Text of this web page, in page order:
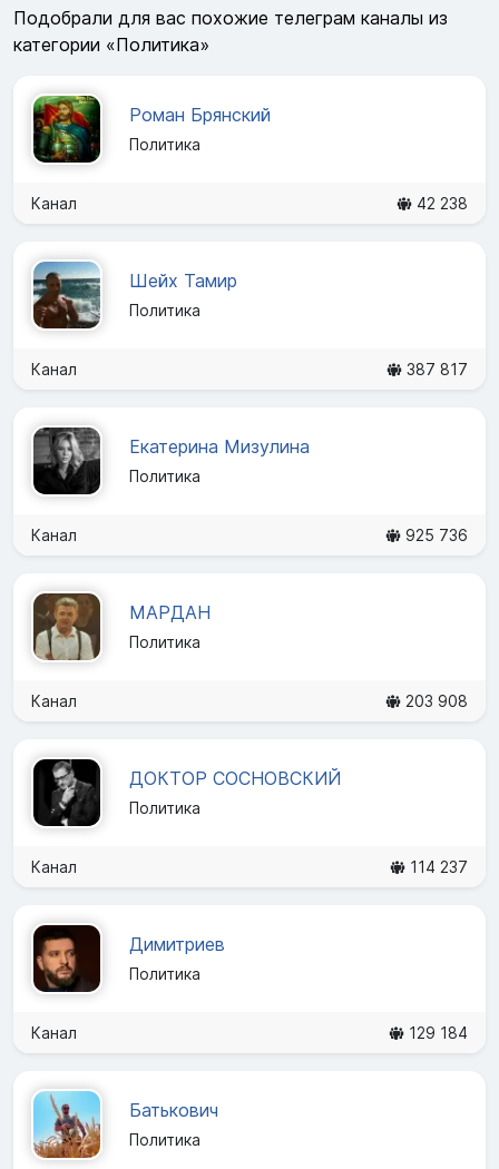
Подобрали для вас похожие телеграм каналы из
категории «Политика»
Роман Брянский
Политика
Канал 42 238
Шейх Тамир
Политика
Канал 387 817
Екатерина Мизулина
Политика
Канал 925 736
МАРДАН
Политика
Канал 203 908
ДОКТОР СОСНОВСКИЙ
Политика
Канал 114 237
Димитриев
Политика
Канал 129 184
Батькович
Политика